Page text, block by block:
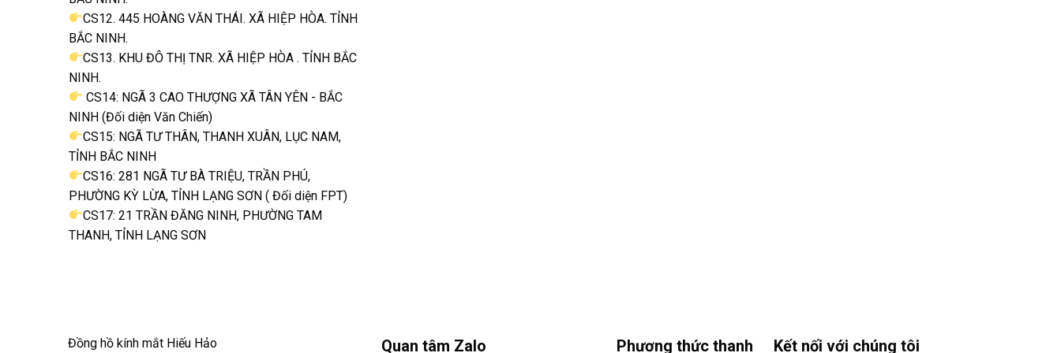
CS12. 445 HOÀNG VĂN THÁI. XÃ HIỆP HÒA. TỈNH
BẮC NINH.
CS13. KHU ĐÔ THỊ TNR. XÃ HIỆP HÒA . TỈNH BẮC
NINH.
CS14: NGÃ 3 CAO THƯỢNG XÃ TÂN YÊN - BẮC
NINH (Đối diện Văn Chiến)
CS15: NGÃ TƯ THÂN, THANH XUÂN, LỤC NAM,
TỈNH BẮC NINH
CS16: 281 NGÃ TƯ BÀ TRIỆU, TRẦN PHÚ,
PHƯỜNG KỲ LỪA, TỈNH LẠNG SƠN ( Đối diện FPT)
CS17: 21 TRẦN ĐĂNG NINH, PHƯỜNG TAM
THANH, TỈNH LẠNG SƠN
Đồng hồ kính mắt Hiếu Hảo Quan tâm Zalo Phương thức thanh Kết nối với chúng tôi